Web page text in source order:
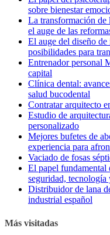
sobre bienestar
La transformación de
el auge de las
El auge del diseño
posibilidades para
Entrenador personal
capital
Clínica dental:
salud bucodental
Contratar arquitecto
Estudio de
personalizado
Mejores bufetes de
experiencia para
Vaciado de fosas
El papel fundamental
seguridad, tecnología
Distribuidor de lana
industrial español
Más visitadas